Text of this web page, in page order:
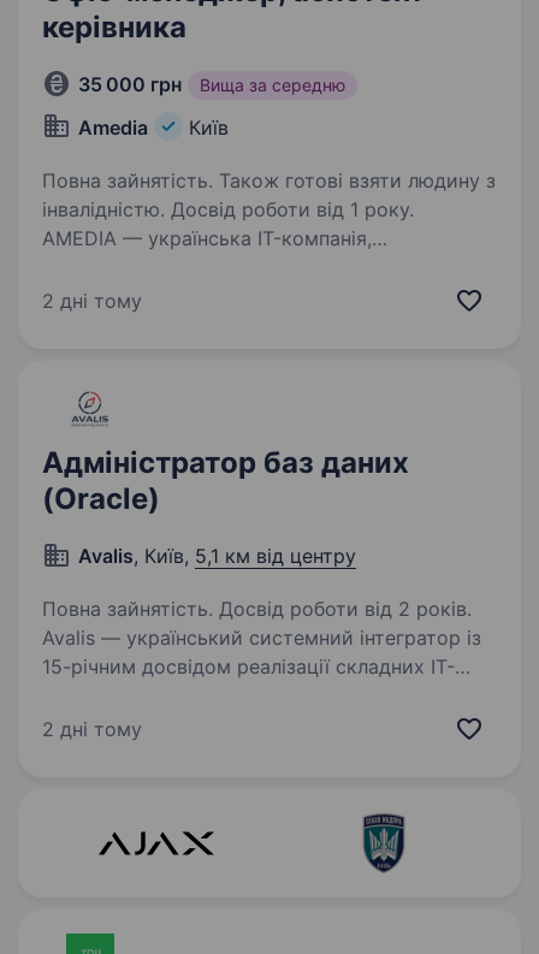
керівника
35 000 грн Вища за середню
Amedia Київ
Повна зайнятість. Також готові взяти людину з
інвалідністю. Досвід роботи від 1 року.
AMEDIA — українська IT-компанія,
інноваційні онлайн-платформи для бізнесу
2 дні тому
Адміністратор баз даних
(Oracle)
Avalis, Київ, 5,1 км від центру
Повна зайнятість. Досвід роботи від 2 років.
Avalis — український системний інтегратор із
15-річним досвідом реалізації складних ІТ-
у банківському, промисловому секторах
2 дні тому